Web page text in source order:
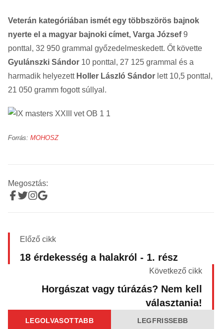
Veterán kategóriában ismét egy többszörös bajnok
nyerte el a magyar bajnoki címet, Varga József9
ponttal, 32 950 grammal győzedelmeskedett. Őt követte
Gyulánszki Sándor 10 ponttal, 27 125 grammal és a
harmadik helyezett Holler László Sándor lett 10,5 ponttal,
21 050 gramm fogott súllyal.
Forrás: MOHOSZ
Megosztás:
Előző cikk
18 érdekesség a halakról - 1. rész
Következő cikk
Horgászat vagy túrázás? Nem kell
választania!
LEGOLVASOTTABB LEGFRISSEBB